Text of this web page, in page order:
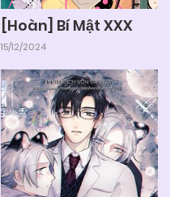
[Hoàn] Bí Mật XXX
15/12/2024